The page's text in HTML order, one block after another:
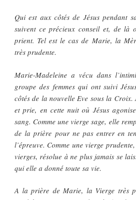
Qui est aux côtés de Jésus pendant
suivent ce précieux conseil et, de là
prient. Tel est le cas de Marie, la
très prudente.
Marie-Madeleine a vécu dans
groupe des femmes qui ont suivi
côtés de la nouvelle Eve sous la
et prie, en cette nuit où Jésus
sang. Comme une vierge sage, elle
de la prière pour ne pas entrer en
l’épreuve. Comme une vierge
vierges, résolue à ne plus jamais se
qui elle a donné toute sa vie.
A la prière de Marie, la Vierge très